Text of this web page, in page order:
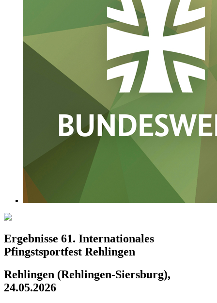
Ergebnisse 61. Internationales
Pfingstsportfest Rehlingen
Rehlingen (Rehlingen-Siersburg),
24.05.2026